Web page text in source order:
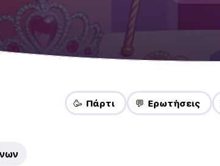
🥳 Πάρτι 💬 Ερωτήσεις